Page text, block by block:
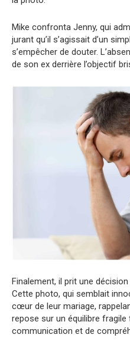
Mike confronta Jenny, qui
jurant qu’il s’agissait d’un
s’empêcher de douter.
de son ex derrière l’objectif
Finalement, il prit une
Cette photo, qui semblait
cœur de leur mariage,
repose sur un équilibre
communication et de